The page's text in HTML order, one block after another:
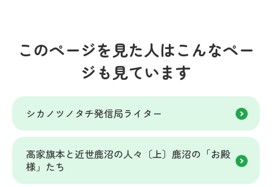
このページを見た人はこんなペー
ジも見ています
シカノツノタチ発信局ライター
高家旗本と近世鹿沼の人々〔上〕鹿沼の「お殿
様」たち